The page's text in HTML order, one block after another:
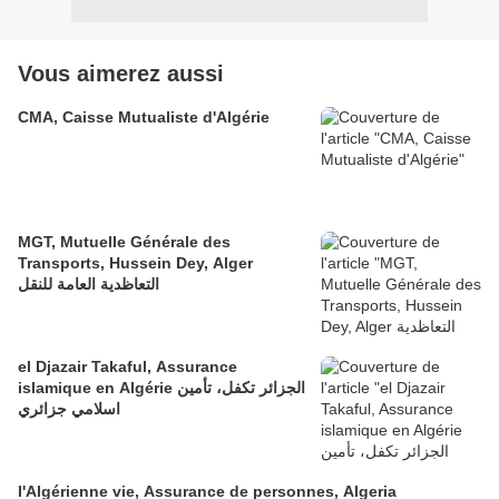
Vous aimerez aussi
CMA, Caisse Mutualiste d'Algérie
MGT, Mutuelle Générale des
Transports, Hussein Dey, Alger
التعاظدية العامة للنقل
el Djazair Takaful, Assurance
islamique en Algérie الجزائر تكفل، تأمين
اسلامي جزائري
l'Algérienne vie, Assurance de personnes, Algeria